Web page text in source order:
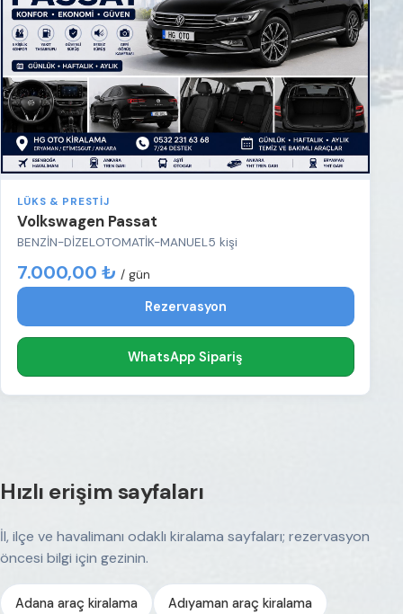
LÜKS & PRESTIJ
Volkswagen Passat
BENZİN-DİZELOTOMATİK-MANUEL5 kişi
7.000,00 ₺ / gün
Rezervasyon
WhatsApp Sipariş
Hızlı erişim sayfaları
İl, ilçe ve havalimanı odaklı kiralama sayfaları; rezervasyon
öncesi bilgi için gezinin.
Adana araç kiralama Adıyaman araç kiralama